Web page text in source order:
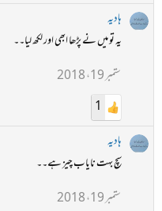
ہادیہ
یہ تو میں نے پڑھا ابھی اور لکھ لیا۔۔
ستمبر 19، 2018
1
ہادیہ
سچ بہت نایاب چیز ہے۔۔
ستمبر 19، 2018